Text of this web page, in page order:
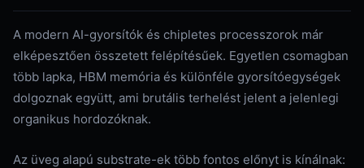
A modern AI-gyorsítók és chipletes processzorok már
elképesztően összetett felépítésűek. Egyetlen csomagban
több lapka, HBM memória és különféle gyorsítóegységek
dolgoznak együtt, ami brutális terhelést jelent a jelenlegi
organikus hordozóknak.
Az üveg alapú substrate-ek több fontos előnyt is kínálnak: